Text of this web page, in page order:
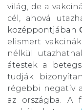
világ, de a
cél, ahová
középpontjában
elismert
nélkül
átestek a
tudják
régebbi negatív
az országba. A